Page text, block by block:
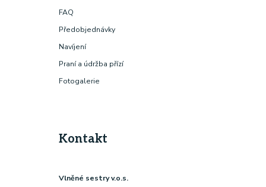
FAQ
Předobjednávky
Navíjení
Praní a údržba přízí
Fotogalerie
Kontakt
Vlněné sestry v.o.s.